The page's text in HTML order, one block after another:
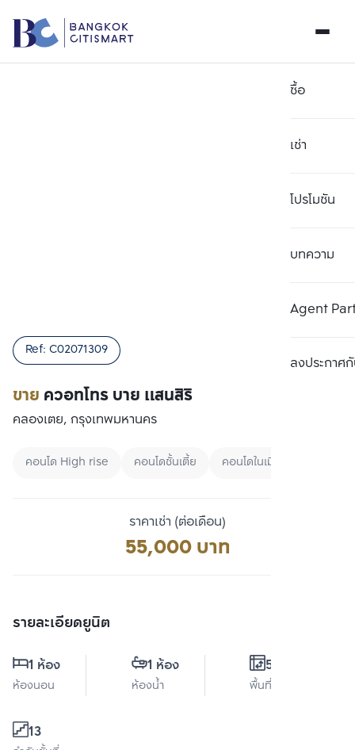
ซื้อ
เช่า
โปรโมชัน
บทความ
Agent
ลงประกาศกั
ขาย ควอทโทร บาย แสนสิริ
Ref: C02071309
คลองเตย, กรุงเทพมหานคร
คอนโด High rise คอนโดชั้นเตี้ย คอนโดในเมือง
ราคาเช่า (ต่อเดือน)
55,000 บาท
รายละเอียดยูนิต
1 ห้อง
ห้องนอน
1 ห้อง
ห้องน้ำ
55 ตร.ม.
พื้นที่ใช้สอย
13
เปรียบเทียบ